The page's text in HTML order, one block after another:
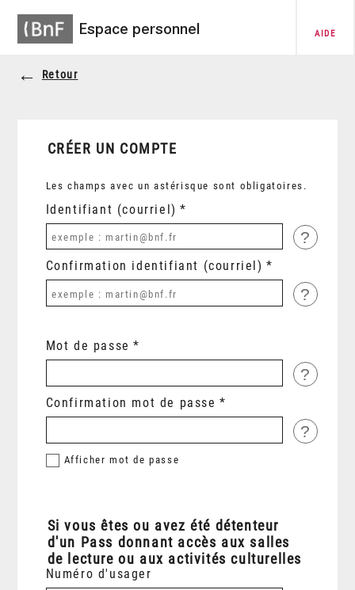
Espace personnel AIDE
Retour
CRÉER UN COMPTE
Les champs avec un astérisque sont obligatoires.
Identifiant (courriel)
?
Confirmation identifiant (courriel)
?
Mot de passe
?
Confirmation mot de passe
?
Afficher mot de passe
Si vous êtes ou avez été détenteur
d'un Pass donnant accès aux salles
de lecture ou aux activités culturelles
Numéro d'usager